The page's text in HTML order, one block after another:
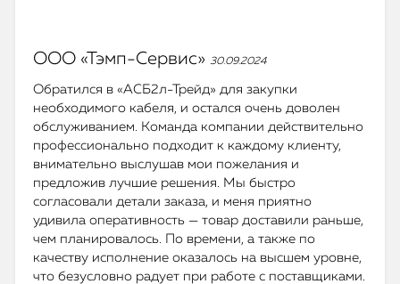
ООО «Тэмп-Сервис» 30.09.2024
Обратился в «АСБ2л-Трейд» для закупки
необходимого кабеля, и остался очень доволен
обслуживанием. Команда компании действительно
профессионально подходит к каждому клиенту,
внимательно выслушав мои пожелания и
предложив лучшие решения. Мы быстро
согласовали детали заказа, и меня приятно
удивила оперативность — товар доставили раньше,
чем планировалось. По времени, а также по
качеству исполнение оказалось на высшем уровне,
что безусловно радует при работе с поставщиками.